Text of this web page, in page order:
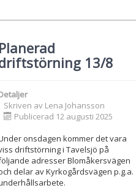
Planerad
13/8
Skriven av Lena Johansson
Publicerad 12 augusti 2025
onsdagen kommer det vara
driftstörning i Tavelsjö på
adresser Blomåkersvägen
delar av Kyrkogårdsvägen p.g.a.